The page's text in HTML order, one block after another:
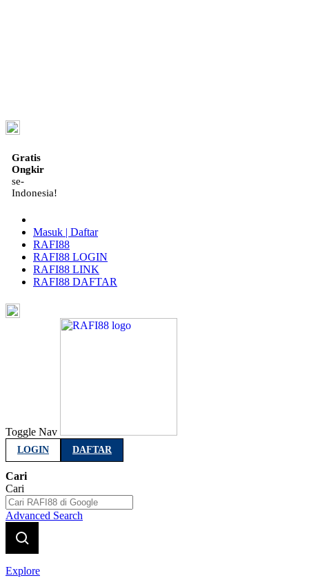
Gratis
Ongkir
se-
Indonesia!
Masuk | Daftar
RAFI88
RAFI88 LOGIN
RAFI88 LINK
RAFI88 DAFTAR
Toggle Nav
LOGIN DAFTAR
Cari
Cari
Advanced Search
Explore